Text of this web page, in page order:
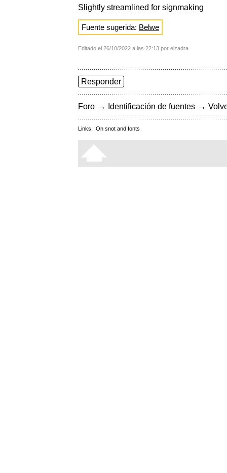
Slightly streamlined for signmaking
Fuente sugerida: Belwe
Editado el 26/10/2022 a las 22:13 por elzadra
Responder
Foro → Identificación de fuentes →
Links: On snot and fonts